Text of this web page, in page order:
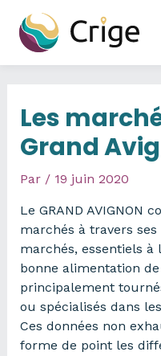
contenu
Les
Grand
Par / 19 juin 2020
Le GRAND AVIGNON
marchés à travers ses
marchés, essentiels à
bonne alimentation
principalement
ou spécialisés dans
Ces données non
forme de point les